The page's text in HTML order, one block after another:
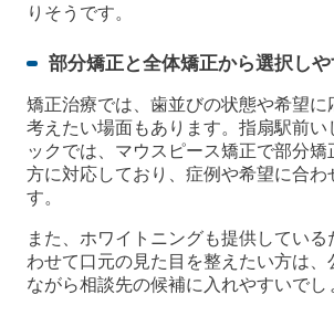
りそうです。
部分矯正と全体矯正から選択し
矯正治療では、歯並びの状態や希望に
考えたい場面もあります。指扇駅前い
ックでは、マウスピース矯正で部分矯
方に対応しており、症例や希望に合わ
す。
また、ホワイトニングも提供している
わせて口元の見た目を整えたい方は、
ながら相談先の候補に入れやすいでし